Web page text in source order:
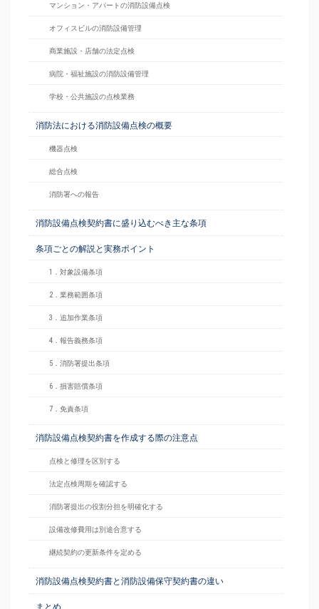
マンション・アパートの消防設備点検
オフィスビルの消防設備管理
商業施設・店舗の法定点検
病院・福祉施設の消防設備管理
学校・公共施設の点検業務
消防法における消防設備点検の概要
機器点検
総合点検
消防署への報告
消防設備点検契約書に盛り込むべき主な条項
条項ごとの解説と実務ポイント
1．対象設備条項
2．業務範囲条項
3．追加作業条項
4．報告義務条項
5．消防署提出条項
6．損害賠償条項
7．免責条項
消防設備点検契約書を作成する際の注意点
点検と修理を区別する
法定点検周期を確認する
消防署提出の役割分担を明確化する
設備改修費用は別途合意する
継続契約の更新条件を定める
消防設備点検契約書と消防設備保守契約書の違い